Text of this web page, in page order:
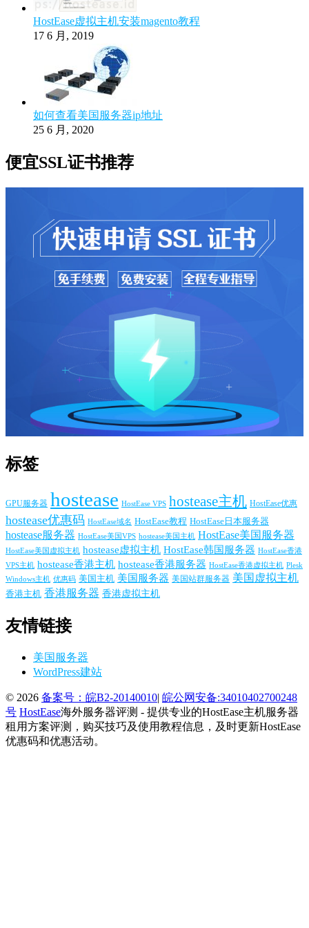
HostEase虚拟主机安装magento教程
17 6 月, 2019
如何查看美国服务器ip地址
25 6 月, 2020
便宜SSL证书推荐
标签
GPU服务器 hostease HostEase VPS hostease主机 HostEase优惠
hostease优惠码 HostEase域名 HostEase教程 HostEase日本服务器
hostease服务器 HostEase美国VPS hostease美国主机 HostEase美国服务器
HostEase美国虚拟主机 hostease虚拟主机 HostEase韩国服务器 HostEase香港
VPS主机 hostease香港主机 hostease香港服务器 HostEase香港虚拟主机 Plesk
Windows主机 优惠码 美国主机 美国服务器 美国站群服务器 美国虚拟主机
香港主机 香港服务器 香港虚拟主机
友情链接
美国服务器
WordPress建站
© 2026 备案号：皖B2-20140010| 皖公网安备:34010402700248
号 HostEase海外服务器评测 - 提供专业的HostEase主机服务器
租用方案评测，购买技巧及使用教程信息，及时更新HostEase
优惠码和优惠活动。